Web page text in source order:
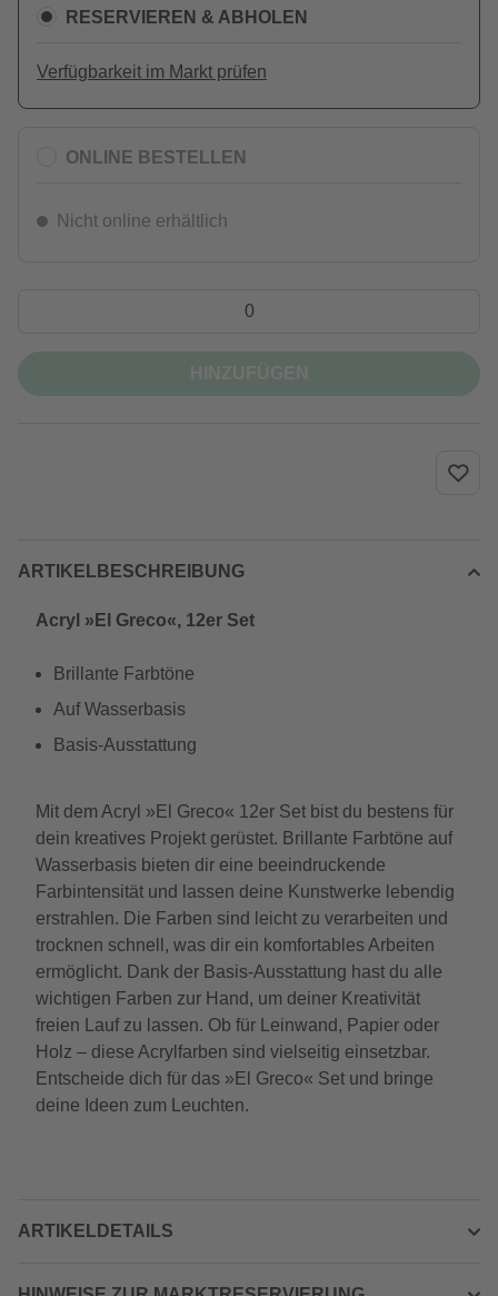
RESERVIEREN & ABHOLEN
Verfügbarkeit im Markt prüfen
ONLINE BESTELLEN
Nicht online erhältlich
ARTIKELBESCHREIBUNG
Acryl »El Greco«, 12er Set
Brillante Farbtöne
Auf Wasserbasis
Basis-Ausstattung
Mit dem Acryl »El Greco« 12er Set bist du bestens für
dein kreatives Projekt gerüstet. Brillante Farbtöne auf
Wasserbasis bieten dir eine beeindruckende
Farbintensität und lassen deine Kunstwerke lebendig
erstrahlen. Die Farben sind leicht zu verarbeiten und
trocknen schnell, was dir ein komfortables Arbeiten
ermöglicht. Dank der Basis-Ausstattung hast du alle
wichtigen Farben zur Hand, um deiner Kreativität
freien Lauf zu lassen. Ob für Leinwand, Papier oder
Holz – diese Acrylfarben sind vielseitig einsetzbar.
Entscheide dich für das »El Greco« Set und bringe
deine Ideen zum Leuchten.
ARTIKELDETAILS